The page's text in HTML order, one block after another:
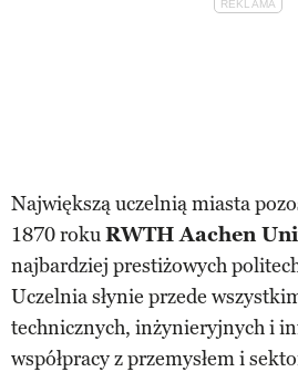
Największą uczelnią miasta
1870 rokuRWTH Aachen
najbardziej prestiżowych
Uczelnia słynie przede
technicznych, inżynieryjnych i
współpracy z przemysłem i